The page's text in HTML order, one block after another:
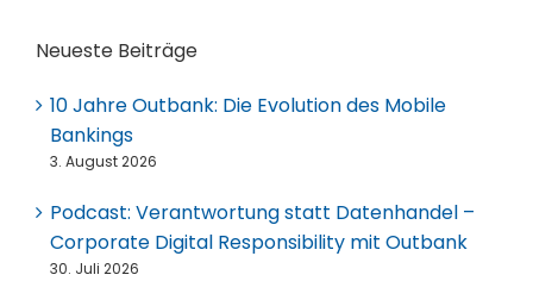
Neueste Beiträge
10 Jahre Outbank: Die Evolution des Mobile
Bankings
3. August 2026
Podcast: Verantwortung statt Datenhandel –
Corporate Digital Responsibility mit Outbank
30. Juli 2026